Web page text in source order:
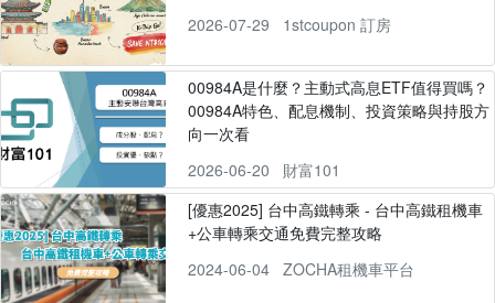
2026-07-29
1stcoupon 訂房
00984A是什麼？主動式高息ETF值得買嗎？
00984A特色、配息機制、投資策略與持股方
向一次看
2026-06-20
財富101
[優惠2025] 台中高鐵轉乘 - 台中高鐵租機車
+公車轉乘交通免費完整攻略
2024-06-04
ZOCHA租機車平台